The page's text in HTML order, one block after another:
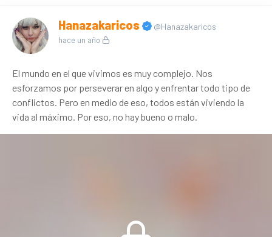
Hanazakaricos @Hanazakaricos
hace un año
El mundo en el que vivimos es muy complejo. Nos
esforzamos por perseverar en algo y enfrentar todo tipo de
conflictos. Pero en medio de eso, todos están viviendo la
vida al máximo. Por eso, no hay bueno o malo.